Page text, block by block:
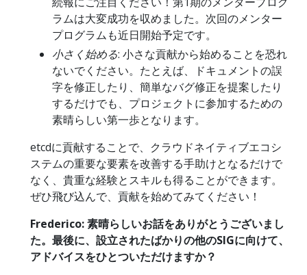
ラムは大変成功を収めました。次回のメンター
プログラムも近日開始予定です。
小さく始める: 小さな貢献から始めることを恐れ
ないでください。たとえば、ドキュメントの誤
字を修正したり、簡単なバグ修正を提案したり
するだけでも、プロジェクトに参加するための
素晴らしい第一歩となります。
etcdに貢献することで、クラウドネイティブエコシ
ステムの重要な要素を改善する手助けとなるだけで
なく、貴重な経験とスキルも得ることができます。
ぜひ飛び込んで、貢献を始めてみてください！
Frederico: 素晴らしいお話をありがとうございまし
た。最後に、設立されたばかりの他のSIGに向けて、
アドバイスをひとついただけますか？